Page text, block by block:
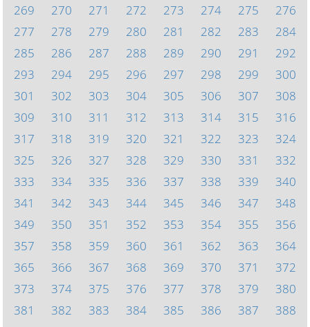
269
270 271 272 273 274 275
276
277
278 279 280 281 282 283
284
285
286 287 288 289 290 291
292
293
294 295 296 297 298 299
300
301
302 303 304 305 306 307
308
309
310 311 312 313 314 315
316
317
318 319 320 321 322 323
324
325
326 327 328 329 330 331
332
333
334 335 336 337 338 339
340
341
342 343 344 345 346 347
348
349
350 351 352 353 354 355
356
357
358 359 360 361 362 363
364
365
366 367 368 369 370 371
372
373
374 375 376 377 378 379
380
381
382 383 384 385 386 387
388